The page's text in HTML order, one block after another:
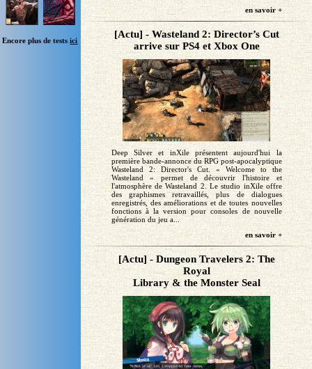
Encore plus de testsici
en savoir +
[Actu] - Wasteland 2: Director’s Cut
arrive sur PS4 et Xbox One
Deep Silver et inXile présentent aujourd'hui la
première bande-annonce du RPG post-apocalyptique
Wasteland 2: Director's Cut. « Welcome to the
Wasteland » permet de découvrir l'histoire et
l'atmosphère de Wasteland 2. Le studio inXile offre
des graphismes retravaillés, plus de dialogues
enregistrés, des améliorations et de toutes nouvelles
fonctions à la version pour consoles de nouvelle
génération du jeu a...
en savoir +
[Actu] - Dungeon Travelers 2: The
Royal
Library & the Monster Seal